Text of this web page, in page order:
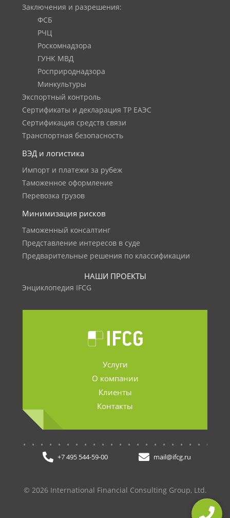
Заключения и разрешения:
ФСБ
РЧЦ
Роскомнадзора
ГУНК МВД
Росприроднадзора
Минкультуры
Экспортный контроль
Сертификаты и декларация ТР ЕАЭС
Сертификация средств связи
Транспортная безопасность
ВЭД и логистика
Импорт и платежи за рубеж
Таможенное оформление
Перевозка грузов
Минимизация рисков
Таможенный консалтинг
Представление интересов в суде
Предварительные решения по классификации
НАШИ ПРОЕКТЫ
Энциклопедия IFCG
Услуги
О компании
Клиенты
Контакты
+7 495 544-59-00 mail@ifcg.ru
© 2026 International Financial Consulting Group, Ltd.